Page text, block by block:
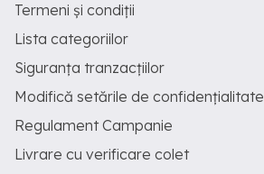
Termeni și condiții
Lista categoriilor
Siguranța tranzacțiilor
Modifică setările de confidențialitate
Regulament Campanie
Livrare cu verificare colet